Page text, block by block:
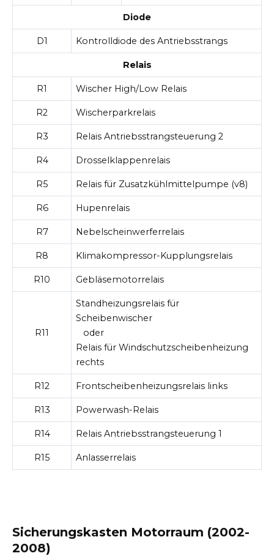
Diode
D1 Kontrolldiode des Antriebsstrangs
Relais
R1 Wischer High/Low Relais
R2 Wischerparkrelais
R3 Relais Antriebsstrangsteuerung 2
R4 Drosselklappenrelais
R5 Relais für Zusatzkühlmittelpumpe (v8)
R6 Hupenrelais
R7 Nebelscheinwerferrelais
R8 Klimakompressor-Kupplungsrelais
R10 Gebläsemotorrelais
R11
Standheizungsrelais für
Scheibenwischer
oder
Relais für Windschutzscheibenheizung
rechts
R12 Frontscheibenheizungsrelais links
R13 Powerwash-Relais
R14 Relais Antriebsstrangsteuerung 1
R15 Anlasserrelais
Sicherungskasten Motorraum (2002-
2008)